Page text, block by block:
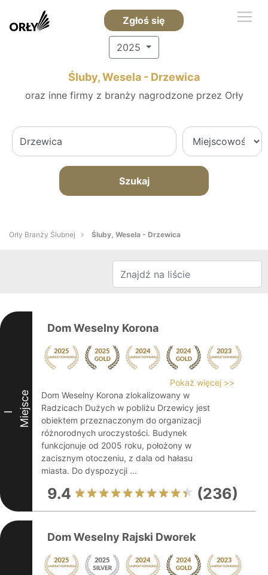
Zgłoś się
2025
Śluby, Wesela - Drzewica
oraz inne firmy z branży nagrodzone przez Orły
Szukaj
Orły Branży Ślubnej Śluby, Wesela - Drzewica
I Miejsce
Dom Weselny Korona
Pokaż więcej >>
Dom Weselny Korona zlokalizowany w
Radzicach Dużych w pobliżu Drzewicy jest
obiektem przeznaczonym do organizacji
różnorodnych uroczystości. Budynek
funkcjonuje od 2005 roku, położony w
zacisznym otoczeniu, z dala od hałasu
miasta. Do dyspozycji ...
9.4 (236)
Dom Weselny Rajski Dworek